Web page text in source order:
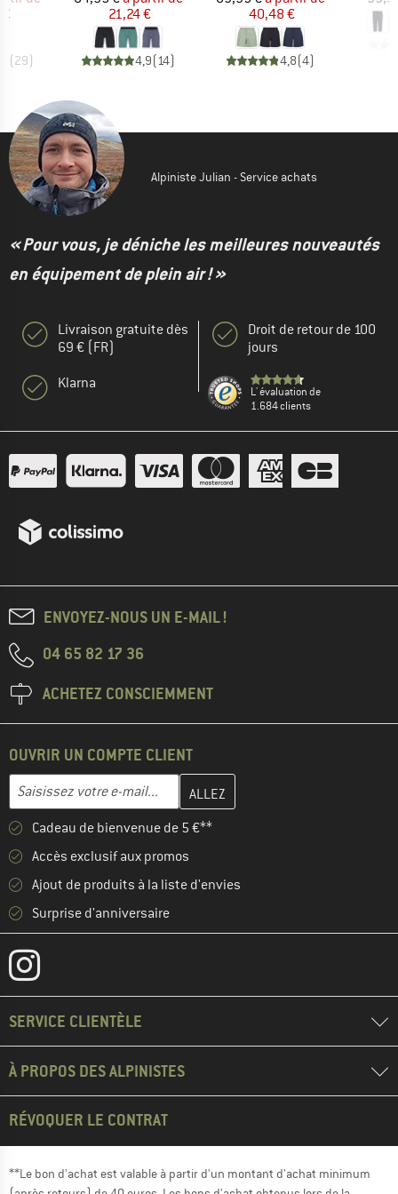
(29)
21,24 €
4,9(14)
40,48 €
4,8(4)
Alpiniste Julian - Service achats
« Pour vous, je déniche les meilleures nouveautés
en équipement de plein air ! »
Livraison gratuite dès
69 € (FR)
Klarna
Droit de retour de 100
jours
L' évaluation de
1.684 clients
ENVOYEZ-NOUS UN E-MAIL !
04 65 82 17 36
ACHETEZ CONSCIEMMENT
OUVRIR UN COMPTE CLIENT
Adresse e-mail
Entrez votre adresse e-mail ici et créez votre compte client à la
Cadeau de bienvenue de 5 €**
Accès exclusif aux promos
Ajout de produits à la liste d'envies
Surprise d'anniversaire
SERVICE CLIENTÈLE
À PROPOS DES ALPINISTES
RÉVOQUER LE CONTRAT
**Le bon d'achat est valable à partir d'un montant d'achat minimum